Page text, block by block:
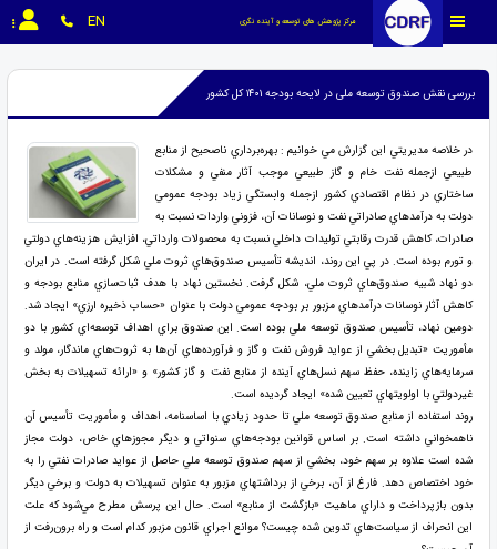
مرکز پژوهش های توسعه و آینده نگری EN
بررسی نقش صندوق توسعه ملی در لایحه بودجه ۱۴۰۱ کل کشور
در خلاصه مديريتي اين گزارش مي خوانيم : بهره‌برداري ناصحيح از منابع
طبيعي ازجمله نفت خام و گاز طبيعي موجب آثار منفي و مشكلات
ساختاري در نظام اقتصادي كشور ازجمله وابستگي زياد بودجه عمومي
دولت به درآمدهاي صادراتي نفت و نوسانات آن، فزوني واردات نسبت به
صادرات، كاهش قدرت رقابتي توليدات داخلي نسبت به محصولات وارداتي، افزايش هزينه‌هاي دولتي
و تورم بوده است. در پي اين روند، انديشه تأسيس صندوق‌هاي ثروت ملي شكل گرفته است. در ايران
دو نهاد شبيه صندوق‌هاي ثروت ملي، شكل گرفت. نخستين نهاد با هدف ثبات‌سازي منابع بودجه و
كاهش آثار نوسانات درآمدهاي مزبور بر بودجه عمومي دولت با عنوان «حساب ذخيره ارزي» ايجاد شد.
دومين نهاد، تأسيس صندوق توسعه ملي بوده است. اين صندوق براي اهداف توسعه‌اي كشور با دو
مأموريت «تبديل بخشي از عوايد فروش نفت و گاز و فرآورده‌هاي آن‌ها به ثروت‌هاي ماندگار، مولد و
سرمايه‌هاي زاينده، حفظ سهم نسل‌هاي آينده از منابع نفت و گاز كشور» و «ارائه تسهيلات به بخش
غيردولتي با اولويت­هاي تعيين شده» ايجاد گرديده است.
روند استفاده از منابع صندوق توسعه ملي تا حدود زيادي با اساسنامه، اهداف و مأموريت تأسيس آن
ناهمخواني داشته است. بر اساس قوانين بودجه‌هاي سنواتي و ديگر مجوزهاي خاص، دولت مجاز
شده است علاوه بر سهم خود، بخشي از سهم صندوق توسعه ملي حاصل از عوايد صادرات نفتي را به
خود اختصاص دهد. فارغ از آن، برخي از برداشت­هاي مزبور به عنوان تسهيلات به دولت و برخي ديگر
بدون بازپرداخت و داراي ماهيت «بازگشت از منابع» است. حال اين پرسش مطرح مي‌شود كه علت
اين انحراف از سياست‌هاي تدوين شده چيست؟ موانع اجراي قانون مزبور كدام است و راه برون‌رفت از